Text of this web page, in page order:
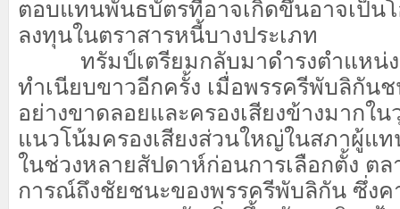
ตอบแทนพันธบัตรที่อาจเกิดขึ้นอาจเป็นโ
ลงทุนในตราสารหนี้บางประเภท
ทรัมป์เตรียมกลับมาดำรงตำแหน่ง
ทำเนียบขาวอีกครั้ง เมื่อพรรครีพับลิกันช
อย่างขาดลอยและครองเสียงข้างมากใ
แนวโน้มครองเสียงส่วนใหญ่ในสภาผู้แ
ในช่วงหลายสัปดาห์ก่อนการเลือกตั้ง ต
การณ์ถึงชัยชนะของพรรครีพับลิกัน ซึ่งค